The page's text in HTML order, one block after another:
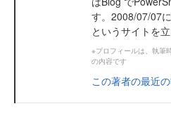
す。2008/07/07
というサイトを
※プロフィールは、執筆
の内容です
この著者の最近